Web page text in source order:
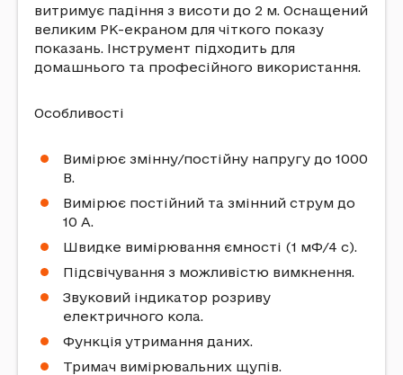
витримує падіння з висоти до 2 м. Оснащений
великим РК-екраном для чіткого показу
показань. Інструмент підходить для
домашнього та професійного використання.
Особливості
Вимірює змінну/постійну напругу до 1000
В.
Вимірює постійний та змінний струм до
10 А.
Швидке вимірювання ємності (1 мФ/4 с).
Підсвічування з можливістю вимкнення.
Звуковий індикатор розриву
електричного кола.
Функція утримання даних.
Тримач вимірювальних щупів.